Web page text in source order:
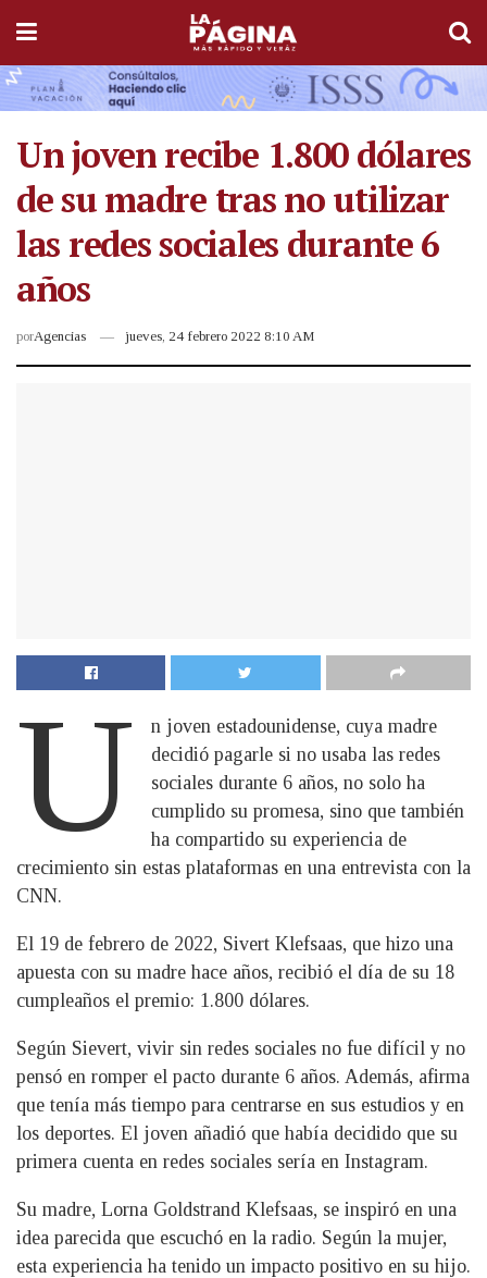
Un joven recibe 1.800 dólares
de su madre tras no utilizar
las redes sociales durante 6
años
porAgencias jueves, 24 febrero 2022 8:10 AM
U
n joven estadounidense, cuya madre
decidió pagarle si no usaba las redes
sociales durante 6 años, no solo ha
cumplido su promesa, sino que también
ha compartido su experiencia de
crecimiento sin estas plataformas en una entrevista con la
CNN.
El 19 de febrero de 2022, Sivert Klefsaas, que hizo una
apuesta con su madre hace años, recibió el día de su 18
cumpleaños el premio: 1.800 dólares.
Según Sievert, vivir sin redes sociales no fue difícil y no
pensó en romper el pacto durante 6 años. Además, afirma
que tenía más tiempo para centrarse en sus estudios y en
los deportes. El joven añadió que había decidido que su
primera cuenta en redes sociales sería en Instagram.
Su madre, Lorna Goldstrand Klefsaas, se inspiró en una
idea parecida que escuchó en la radio. Según la mujer,
esta experiencia ha tenido un impacto positivo en su hijo.